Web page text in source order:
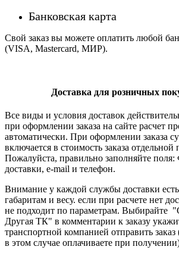
Банковская карта
Свой заказ вы можете оплатить любой
(VISA, Mastercard, МИР).
Доставка для розничных
Все виды и условия доставок
при оформлении заказа на сайте расчет
автоматически. При оформлении заказа
включается в стоимость заказа отдельной
Пожалуйста, правильно заполняйте
доставки, e-mail и телефон.
Внимание у каждой службы доставки
габаритам и весу. если при расчете нет
не подходит по параметрам. Выбирайте
Другая ТК" в комментарии к заказу
транспортной компанией отправить заказ
в этом случае оплачиваете при